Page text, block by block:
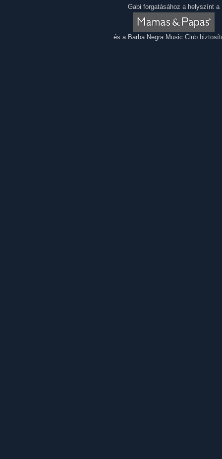
Gabi forgatásához a helyszínt a
és a Barba Negra Music Club